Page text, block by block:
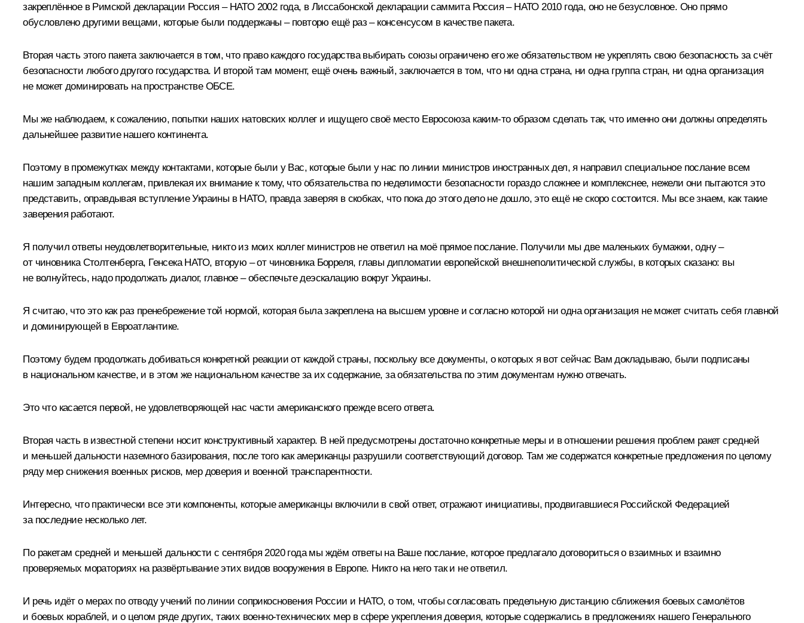
закреплённое в Римской декларации Россия – НАТО 2002 года, в Лиссабонской декларации саммита Россия – НАТО 2010 года, оно не безусловное. Оно прямо
обусловлено другими вещами, которые были поддержаны – повторю ещё раз – консенсусом в качестве пакета.
Вторая часть этого пакета заключается в том, что право каждого государства выбирать союзы ограничено его же обязательством не укреплять свою безопасность за счёт
безопасности любого другого государства. И второй там момент, ещё очень важный, заключается в том, что ни одна страна, ни одна группа стран, ни одна организация
не может доминировать на пространстве ОБСЕ.
Мы же наблюдаем, к сожалению, попытки наших натовских коллег и ищущего своё место Евросоюза каким-то образом сделать так, что именно они должны определять
дальнейшее развитие нашего континента.
Поэтому в промежутках между контактами, которые были у Вас, которые были у нас по линии министров иностранных дел, я направил специальное послание всем
нашим западным коллегам, привлекая их внимание к тому, что обязательства по неделимости безопасности гораздо сложнее и комплекснее, нежели они пытаются это
представить, оправдывая вступление Украины в НАТО, правда заверяя в скобках, что пока до этого дело не дошло, это ещё не скоро состоится. Мы все знаем, как такие
заверения работают.
Я получил ответы неудовлетворительные, никто из моих коллег министров не ответил на моё прямое послание. Получили мы две маленьких бумажки, одну –
от чиновника Столтенберга, Генсека НАТО, вторую – от чиновника Борреля, главы дипломатии европейской внешнеполитической службы, в которых сказано: вы
не волнуйтесь, надо продолжать диалог, главное – обеспечьте деэскалацию вокруг Украины.
Я считаю, что это как раз пренебрежение той нормой, которая была закреплена на высшем уровне и согласно которой ни одна организация не может считать себя главной
и доминирующей в Евроатлантике.
Поэтому будем продолжать добиваться конкретной реакции от каждой страны, поскольку все документы, о которых я вот сейчас Вам докладываю, были подписаны
в национальном качестве, и в этом же национальном качестве за их содержание, за обязательства по этим документам нужно отвечать.
Это что касается первой, не удовлетворяющей нас части американского прежде всего ответа.
Вторая часть в известной степени носит конструктивный характер. В ней предусмотрены достаточно конкретные меры и в отношении решения проблем ракет средней
и меньшей дальности наземного базирования, после того как американцы разрушили соответствующий договор. Там же содержатся конкретные предложения по целому
ряду мер снижения военных рисков, мер доверия и военной транспарентности.
Интересно, что практически все эти компоненты, которые американцы включили в свой ответ, отражают инициативы, продвигавшиеся Российской Федерацией
за последние несколько лет.
По ракетам средней и меньшей дальности с сентября 2020 года мы ждём ответы на Ваше послание, которое предлагало договориться о взаимных и взаимно
проверяемых мораториях на развёртывание этих видов вооружения в Европе. Никто на него так и не ответил.
И речь идёт о мерах по отводу учений по линии соприкосновения России и НАТО, о том, чтобы согласовать предельную дистанцию сближения боевых самолётов
и боевых кораблей, и о целом ряде других, таких военно-технических мер в сфере укрепления доверия, которые содержались в предложениях нашего Генерального